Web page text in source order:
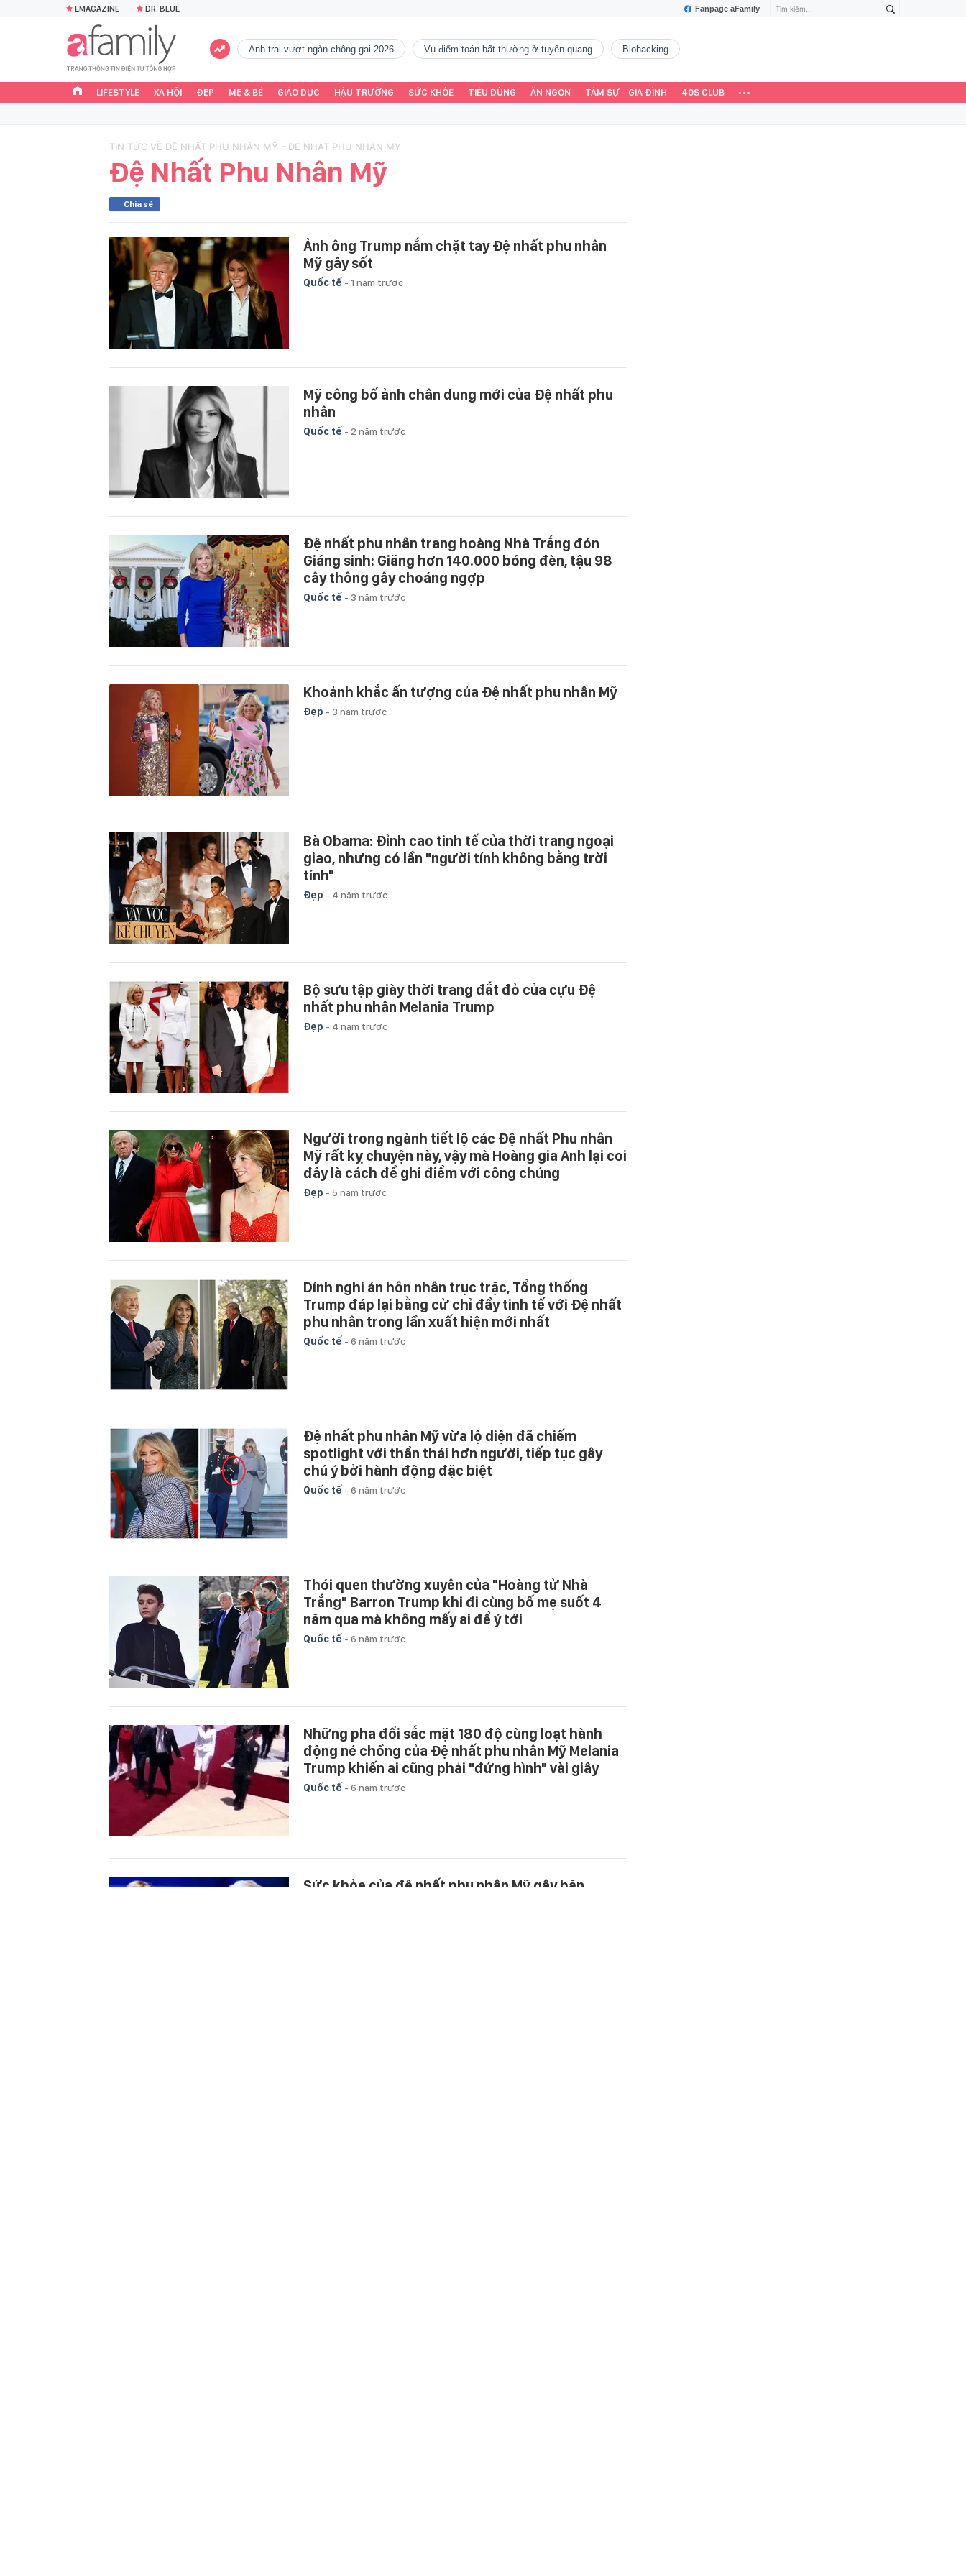
Fanpage aFamily
EMAGAZINE DR. BLUE
Anh trai vượt ngàn chông gai 2026 vụ điểm toán bất thường ở tuyên quang Biohacking
LIFESTYLE XÃ HỘI ĐẸP MẸ & BÉ GIÁO DỤC HẬU TRƯỜNG SỨC KHỎE TIÊU DÙNG ĂN NGON TÂM SỰ - GIA ĐÌNH 40S CLUB
TIN TỨC VỀ ĐỆ NHẤT PHU NHÂN MỸ - DE NHAT PHU NHAN MY
Đệ Nhất Phu Nhân Mỹ
Chia sẻ
Ảnh ông Trump nắm chặt tay Đệ nhất phu nhân
Mỹ gây sốt
Quốc tế - 1 năm trước
Mỹ công bố ảnh chân dung mới của Đệ nhất phu
nhân
Quốc tế - 2 năm trước
Đệ nhất phu nhân trang hoàng Nhà Trắng đón
Giáng sinh: Giăng hơn 140.000 bóng đèn, tậu 98
cây thông gây choáng ngợp
Quốc tế - 3 năm trước
Khoảnh khắc ấn tượng của Đệ nhất phu nhân Mỹ
Đẹp - 3 năm trước
Bà Obama: Đỉnh cao tinh tế của thời trang ngoại
giao, nhưng có lần "người tính không bằng trời
tính"
Đẹp - 4 năm trước
Bộ sưu tập giày thời trang đắt đỏ của cựu Đệ
nhất phu nhân Melania Trump
Đẹp - 4 năm trước
Người trong ngành tiết lộ các Đệ nhất Phu nhân
Mỹ rất kỵ chuyện này, vậy mà Hoàng gia Anh lại coi
đây là cách để ghi điểm với công chúng
Đẹp - 5 năm trước
Dính nghi án hôn nhân trục trặc, Tổng thống
Trump đáp lại bằng cử chỉ đầy tinh tế với Đệ nhất
phu nhân trong lần xuất hiện mới nhất
Quốc tế - 6 năm trước
Đệ nhất phu nhân Mỹ vừa lộ diện đã chiếm
spotlight với thần thái hơn người, tiếp tục gây
chú ý bởi hành động đặc biệt
Quốc tế - 6 năm trước
Thói quen thường xuyên của "Hoàng tử Nhà
Trắng" Barron Trump khi đi cùng bố mẹ suốt 4
năm qua mà không mấy ai để ý tới
Quốc tế - 6 năm trước
Những pha đổi sắc mặt 180 độ cùng loạt hành
động né chồng của Đệ nhất phu nhân Mỹ Melania
Trump khiến ai cũng phải "đứng hình" vài giây
Quốc tế - 6 năm trước
Sức khỏe của đệ nhất phu nhân Mỹ gây băn